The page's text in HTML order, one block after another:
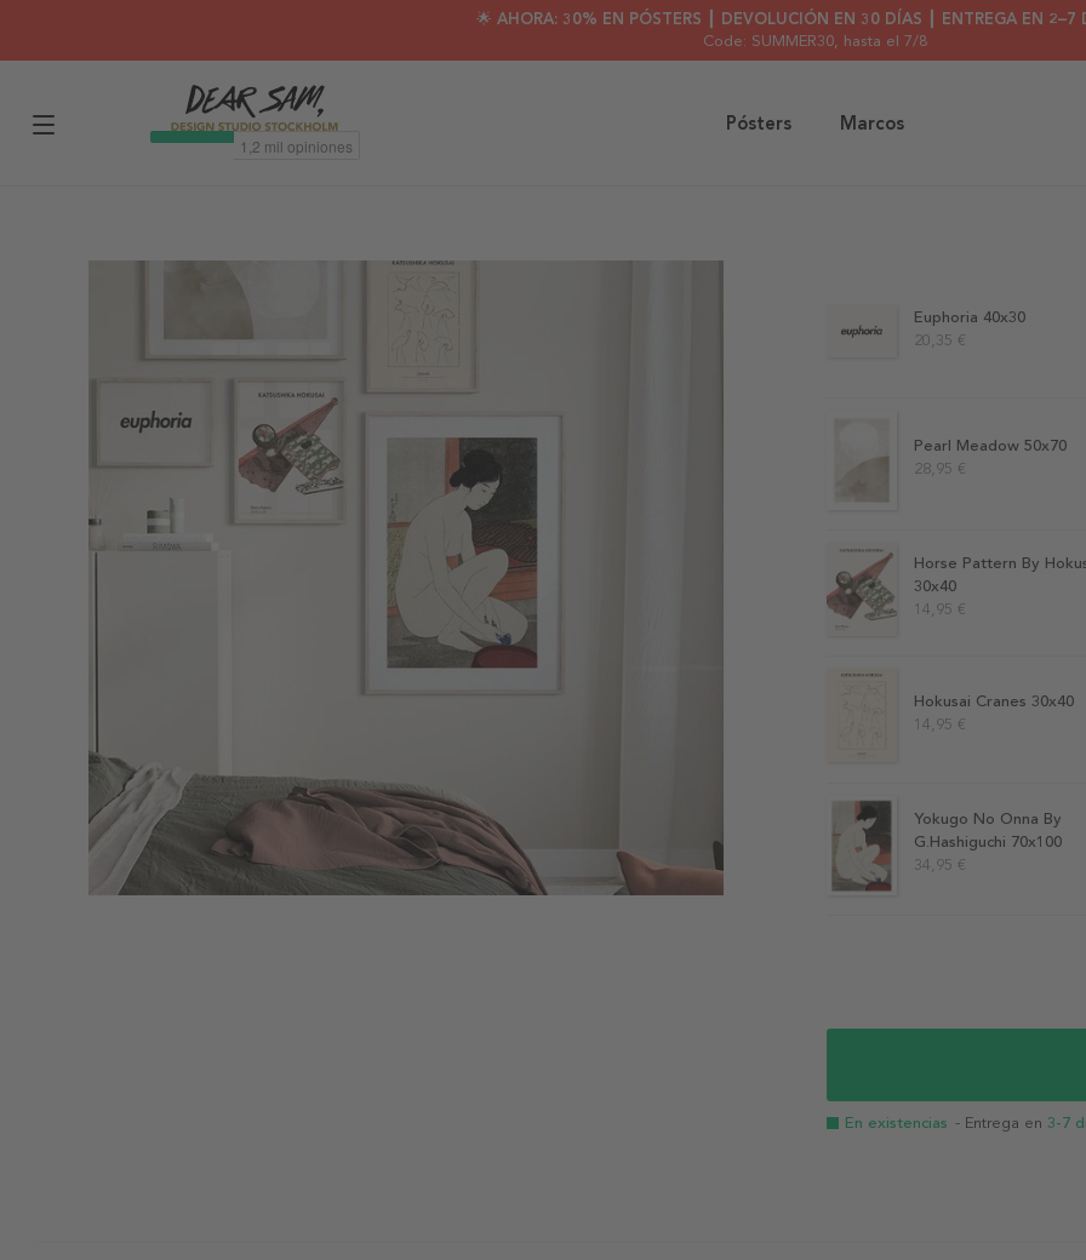
🌟 AHORA: 30% EN PÓSTERS ┃ DEVOLUCIÓN EN 30 DÍAS ┃ ENTREGA EN 2–7
Code: SUMMER30, hasta el 7/8
Pósters Marcos
Euphoria 40x30
20,35 €
Pearl Meadow 50x70
28,95 €
Horse Pattern By
30x40
14,95 €
Hokusai Cranes 30x40
14,95 €
Yokugo No Onna By
G.Hashiguchi 70x100
34,95 €
En existencias - Entrega en 3-7